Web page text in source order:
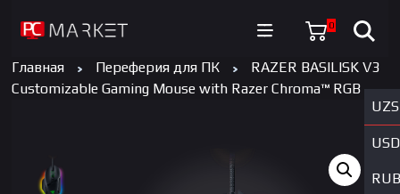
0
UZS
USD
RUB
Главная Переферия для ПК
RAZER BASILISK V3
Customizable Gaming Mouse with Razer Chroma™ RGB